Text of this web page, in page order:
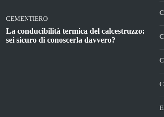
CEMENTIERO
La conducibilità termica del calcestruzzo:
sei sicuro di conoscerla davvero?